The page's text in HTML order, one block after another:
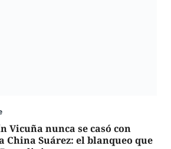
Vicuña nunca se casó con
China Suárez: el blanqueo que